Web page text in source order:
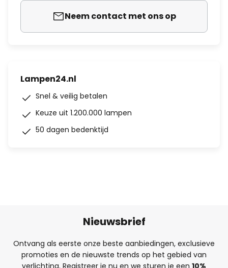
Neem contact met ons op
Lampen24.nl
Snel & veilig betalen
Keuze uit 1.200.000 lampen
50 dagen bedenktijd
Nieuwsbrief
Ontvang als eerste onze beste aanbiedingen, exclusieve
promoties en de nieuwste trends op het gebied van
verlichting. Registreer je nu en we sturen je een 10%